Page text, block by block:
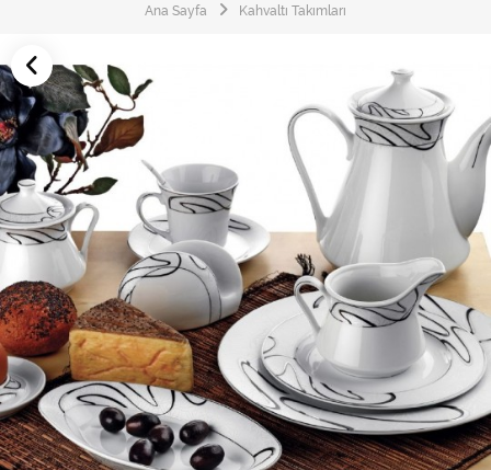
Cam Ürünler
Servis Setleri
Mutfak Tekstili
Mutfak Aksesuarları
Ana Sayfa Kahvaltı Takımları